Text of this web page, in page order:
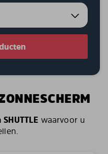
waarvoor u